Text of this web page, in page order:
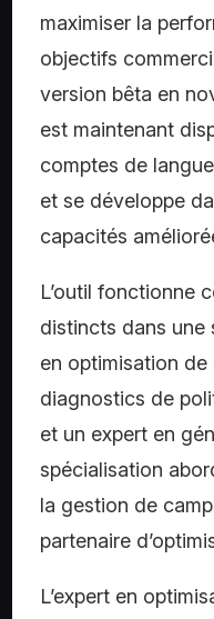
maximiser la
objectifs
version bêta en
est maintenant
comptes de
et se développe
capacités
L’outil fonctionne
distincts dans une
en optimisation de
diagnostics de
et un expert en
spécialisation
la gestion de
partenaire
L’expert en